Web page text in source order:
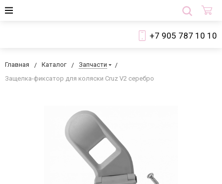
+7 905 787 10 10
Главная Каталог
Запчасти
Защелка-фиксатор для коляски Cruz V2 серебро